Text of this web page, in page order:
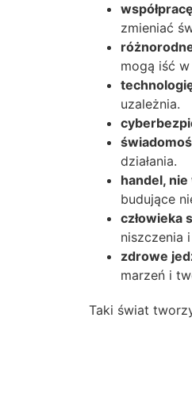
współpracę
zmieniać
mogą iść
uzależnia.
działania.
handel,
budujące
człowieka
niszczenia
zdrowe
marzeń i
Taki świat